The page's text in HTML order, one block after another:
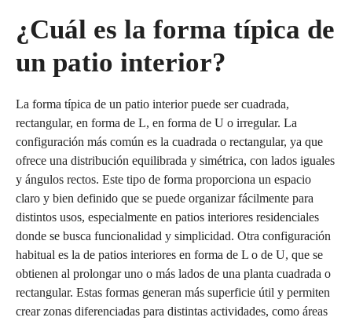
¿Cuál es la forma típica de
un patio interior?
La forma típica de un patio interior puede ser cuadrada,
rectangular, en forma de L, en forma de U o irregular. La
configuración más común es la cuadrada o rectangular, ya que
ofrece una distribución equilibrada y simétrica, con lados iguales
y ángulos rectos. Este tipo de forma proporciona un espacio
claro y bien definido que se puede organizar fácilmente para
distintos usos, especialmente en patios interiores residenciales
donde se busca funcionalidad y simplicidad. Otra configuración
habitual es la de patios interiores en forma de L o de U, que se
obtienen al prolongar uno o más lados de una planta cuadrada o
rectangular. Estas formas generan más superficie útil y permiten
crear zonas diferenciadas para distintas actividades, como áreas